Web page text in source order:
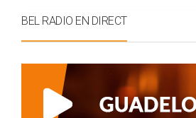
BEL RADIO EN DIRECT